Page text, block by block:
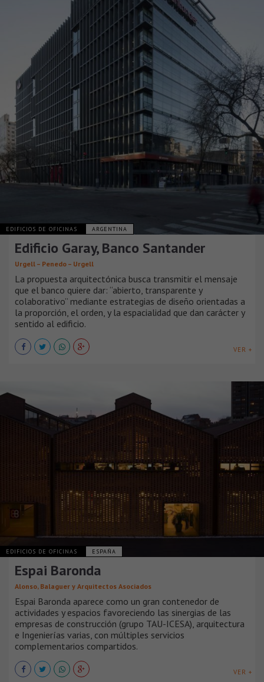
EDIFICIOS DE OFICINAS ARGENTINA
Edificio Garay, Banco Santander
Urgell – Penedo – Urgell
La propuesta arquitectónica busca transmitir el mensaje
que el banco quiere dar: “abierto, transparente y
colaborativo” mediante estrategias de diseño orientadas a
la proporción, el orden, y la espacialidad que dan carácter y
sentido al edificio.
VER +
EDIFICIOS DE OFICINAS ESPAÑA
Espai Baronda
Alonso, Balaguer y Arquitectos Asociados
Espai Baronda aparece como un gran contenedor de
actividades y espacios favoreciendo las sinergias de las
empresas de construcción (grupo TAU-ICESA), arquitectura
e Ingenierías varias, con múltiples servicios
complementarios compartidos.
VER +